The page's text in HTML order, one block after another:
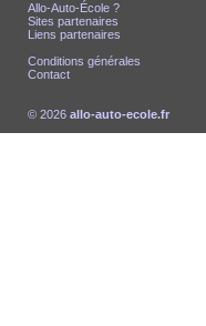
Allo-Auto-École ?
Sites partenaires
Liens partenaires
Conditions générales
Contact
© 2026 allo-auto-ecole.fr